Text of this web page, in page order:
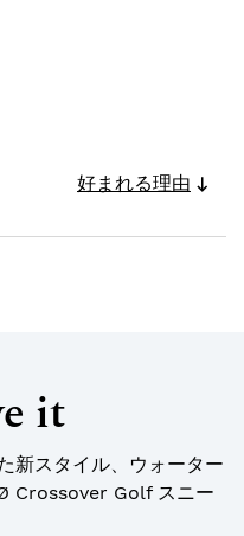
好まれる理由
it
新スタイル、ウォーター
Crossover Golf スニー